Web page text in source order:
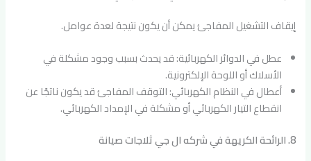
إيقاف التشغيل المفاجئ يمكن أن يكون نتيجة لعدة عوامل.
عطل في الدوائر الكهربائية: قد يحدث بسبب وجود مشكلة في
الأسلاك أو اللوحة الإلكترونية.
أعطال في النظام الكهربائي: التوقف المفاجئ قد يكون ناتجًا عن
انقطاع التيار الكهربائي أو مشكلة في الإمداد الكهربائي.
8. الرائحة الكريهة في شركه ال جي ثلاجات صيانة